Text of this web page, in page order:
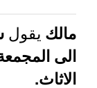
مالكيقول
الى
الاثاث.